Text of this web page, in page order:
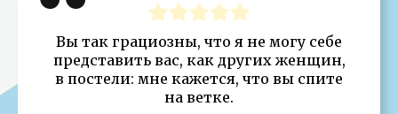
Вы так грациозны, что я не могу себе
представить вас, как других женщин,
в постели: мне кажется, что вы спите
на ветке.